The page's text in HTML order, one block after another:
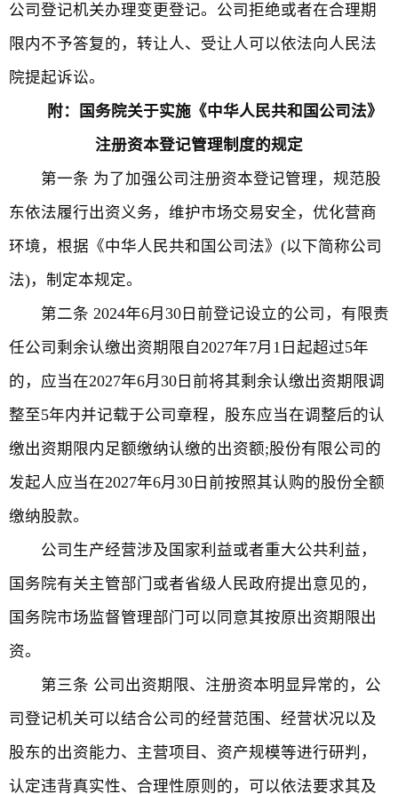
公司登记机关办理变更登记。公司拒绝或者在合理期
限内不予答复的，转让人、受让人可以依法向人民法
院提起诉讼。
附：国务院关于实施《中华人民共和国公司法》
注册资本登记管理制度的规定
第一条 为了加强公司注册资本登记管理，规范股
东依法履行出资义务，维护市场交易安全，优化营商
环境，根据《中华人民共和国公司法》(以下简称公司
法)，制定本规定。
第二条 2024年6月30日前登记设立的公司，有限责
任公司剩余认缴出资期限自2027年7月1日起超过5年
的，应当在2027年6月30日前将其剩余认缴出资期限调
整至5年内并记载于公司章程，股东应当在调整后的认
缴出资期限内足额缴纳认缴的出资额;股份有限公司的
发起人应当在2027年6月30日前按照其认购的股份全额
缴纳股款。
公司生产经营涉及国家利益或者重大公共利益，
国务院有关主管部门或者省级人民政府提出意见的，
国务院市场监督管理部门可以同意其按原出资期限出
资。
第三条 公司出资期限、注册资本明显异常的，公
司登记机关可以结合公司的经营范围、经营状况以及
股东的出资能力、主营项目、资产规模等进行研判，
认定违背真实性、合理性原则的，可以依法要求其及